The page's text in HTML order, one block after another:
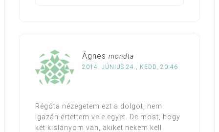
Ágnes mondta
2014. JÚNIUS 24., KEDD, 20:46
Régóta nézegetem ezt a dolgot, nem
igazán értettem vele egyet. De most, hogy
két kislányom van, akiket nekem kell